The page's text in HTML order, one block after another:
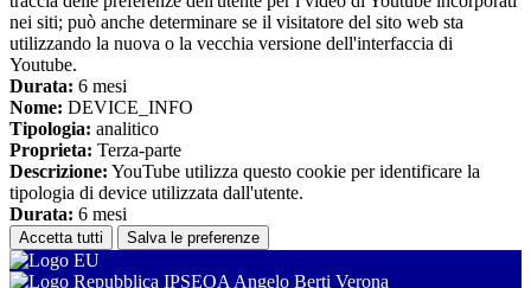
nei siti; può anche determinare se il visitatore del sito web sta
utilizzando la nuova o la vecchia versione dell'interfaccia di
Youtube.
Durata: 6 mesi
Nome: DEVICE_INFO
Tipologia: analitico
Proprieta: Terza-parte
Descrizione: YouTube utilizza questo cookie per identificare la
tipologia di device utilizzata dall'utente.
Durata: 6 mesi
Accetta tutti Salva le preferenze
IPSEOA Angelo Berti Verona